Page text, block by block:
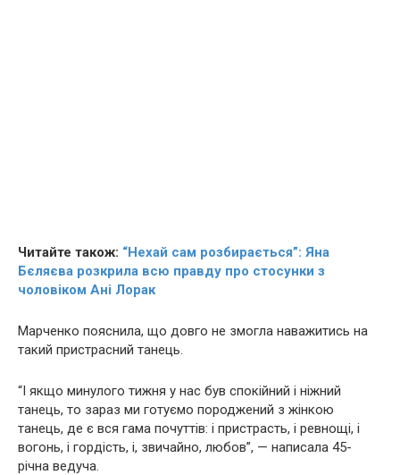
Читайте також: “Нехай сам розбирається”: Яна
Бєляєва розкрила всю правду про стосунки з
чоловіком Ані Лорак
Марченко пояснила, що довго не змогла наважитись на
такий пpистpaсний танець.
“І якщо минулого тижня у нас був спокійний і ніжний
танець, то зараз ми готуємо породжений з жінкою
танець, де є вся гама почуттів: і пpистpасть, і ревнощі, і
вогонь, і гордість, і, звичайно, любов”, — написала 45-
річна ведуча.